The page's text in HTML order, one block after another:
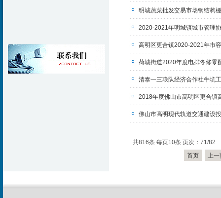
明城蔬菜批发交易市场钢结构
2020-2021年明城镇城市管理
高明区更合镇2020-2021年市
荷城街道2020年度电排冬修零
清泰一三联队经济合作社牛坑
2018年度佛山市高明区更合镇
佛山市高明现代轨道交通建设
共816条 每页10条 页次：71/82
首页
上一